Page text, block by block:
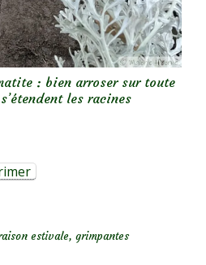
: bien arroser sur toute
les racines
estivale, grimpantes